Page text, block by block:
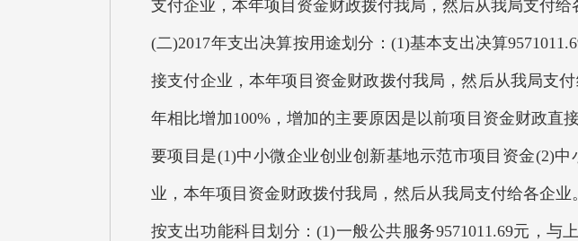
支付企业，本年项目资金财政拨付我局，然后从我局支付给
(二)2017年支出决算按用途划分：(1)基本支出决算
接支付企业，本年项目资金财政拨付我局，然后从我局支
年相比增加100%，增加的主要原因是以前项目资金财政
要项目是(1)中小微企业创业创新基地示范市项目资金(2)
业，本年项目资金财政拨付我局，然后从我局支付给各企业。
按支出功能科目划分：(1)一般公共服务9571011.69元，